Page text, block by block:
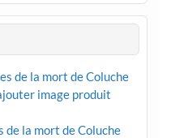
de la mort de Coluche
image produit
de la mort de Coluche